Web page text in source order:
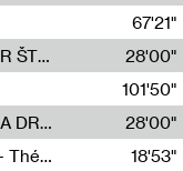
67'21"
Radia Show #1100 : 74.48 DB(A) BY IGOR ŠTROMAJER FOR RADIO X
28'00"
101'50"
Radia Show #1099: TEA FM LORCA AS A DREAM
28'00"
Mimésis : MATERIA PRIMA # étude n°4 - Théâtre de l’Aquarium
18'53"